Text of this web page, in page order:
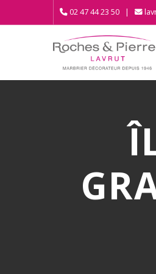
02 47 44 23 50 |